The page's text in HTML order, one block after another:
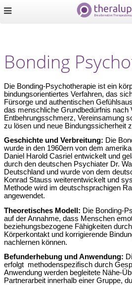
Bonding
Die Bonding‑Psychotherapie ist ein
bindungsorientiertes Verfahren, das
Fürsorge und authentischen
das menschliche Grundbedürfnis nach
Entbehrungsschmerz, Vereinsamung
zu lösen und neue Bindungssicherheit
Geschichte und Verbreitung: Die
wurde in den 1960ern von dem
Daniel Harold Casriel entwickelt und
durch den deutschen Psychiater Dr.
Deutschland und wurde von dem
Konrad Stauss weiterentwickelt und
Methode wird im deutschsprachigen
angewendet.
Theoretisches Modell: Die Bonding-
auf der Annahme, dass Menschen
beziehungsbezogene Fähigkeiten
Körperkontakt und korrigierende
nachlernen können.
Befunderhebung und Anwendung:
erfolgt methodenspezifisch durch
Anwendung werden begleitete Nähe-
Partnerarbeit innerhalb einer Gruppe,